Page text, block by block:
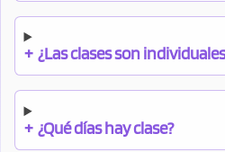
+ ¿Las clases son
+ ¿Qué días hay clase?